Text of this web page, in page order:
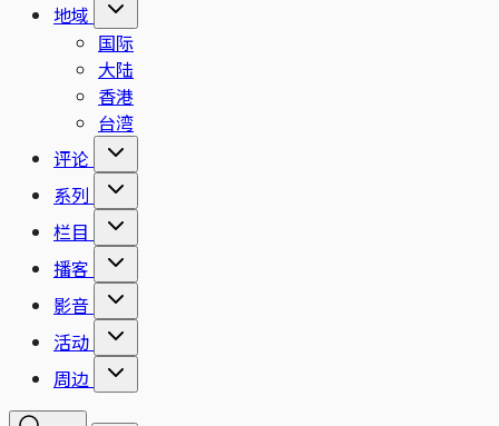
地域
国际
大陆
香港
台湾
评论
系列
栏目
播客
影音
活动
周边